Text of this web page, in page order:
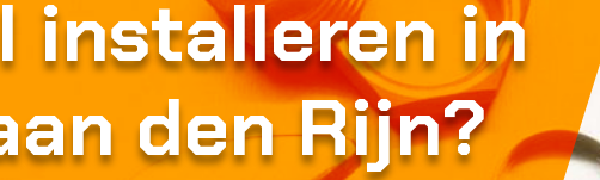
installeren in
den Rijn?